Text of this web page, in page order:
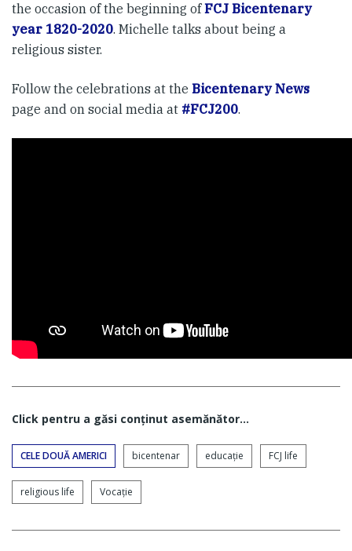
the occasion of the beginning ofFCJ Bicentenary
year 1820-2020. Michelle talks about being a
religious sister.
Follow the celebrations at the Bicentenary News
page and on social media at #FCJ200.
Click pentru a găsi conţinut asemănător...
CELE DOUĂ AMERICI bicentenar educaţie FCJ life
religious life Vocaţie